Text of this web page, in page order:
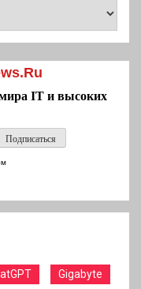
IT и высоких
Gigabyte